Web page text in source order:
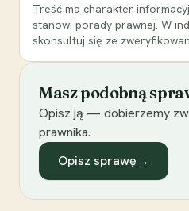
Treść ma charakter
stanowi porady prawnej. W
skonsultuj się ze
Masz podobną
Opisz ją — dobierzemy
prawnika.
Opisz sprawę→